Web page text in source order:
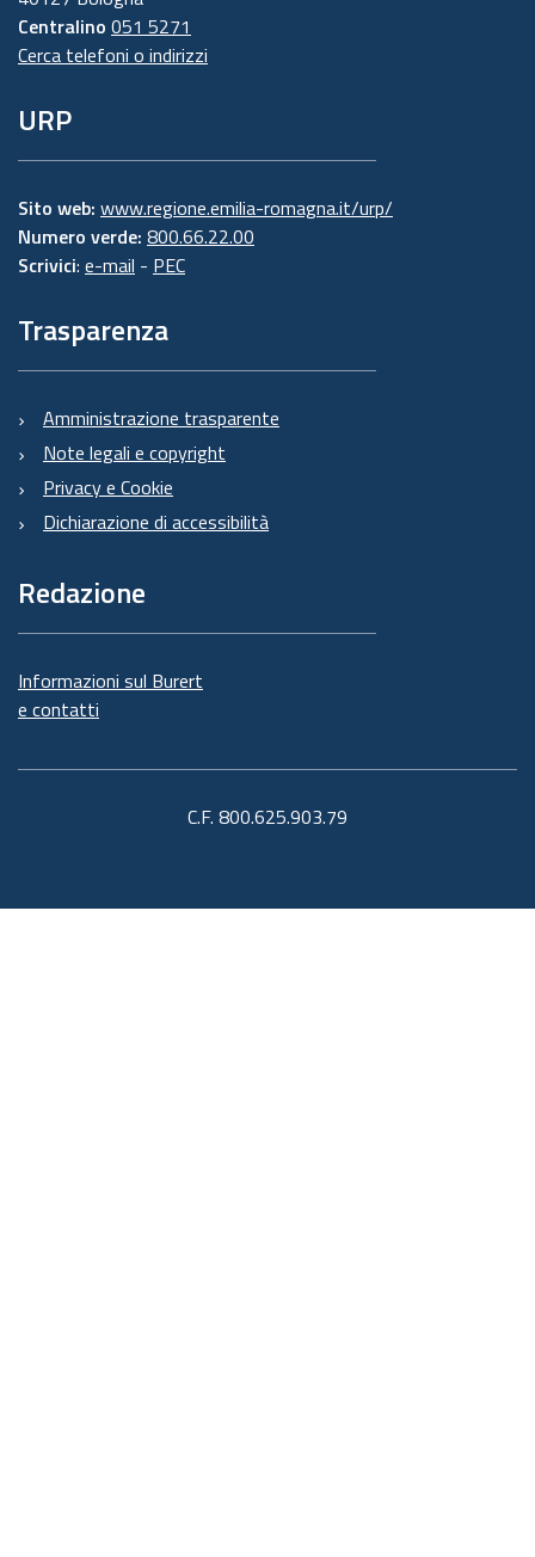
Centralino 051 5271
Cerca telefoni o indirizzi
URP
Sito web: www.regione.emilia-romagna.it/urp/
Numero verde: 800.66.22.00
Scrivici: e-mail - PEC
Trasparenza
Amministrazione trasparente
Note legali e copyright
Privacy e Cookie
Dichiarazione di accessibilità
Redazione
Informazioni sul Burert
e contatti
C.F. 800.625.903.79